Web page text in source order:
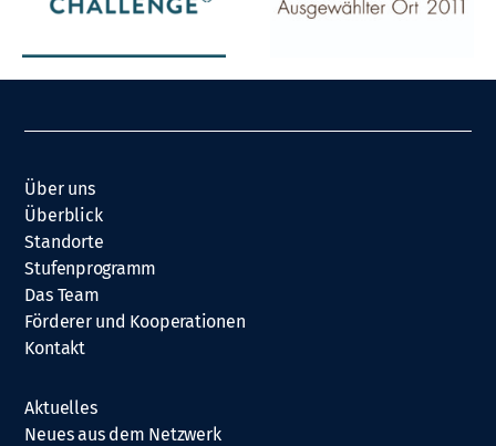
Über uns
Überblick
Standorte
Stufenprogramm
Das Team
Förderer und Kooperationen
Kontakt
Aktuelles
Neues aus dem Netzwerk